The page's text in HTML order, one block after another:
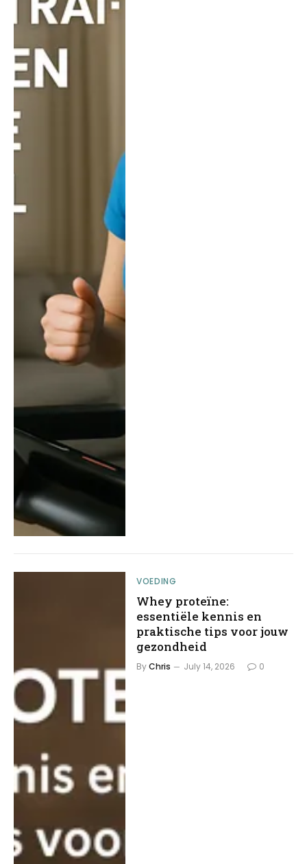
VOEDING
Whey proteïne:
essentiële kennis en
praktische tips voor jouw
gezondheid
ByChris July 14, 2026 0